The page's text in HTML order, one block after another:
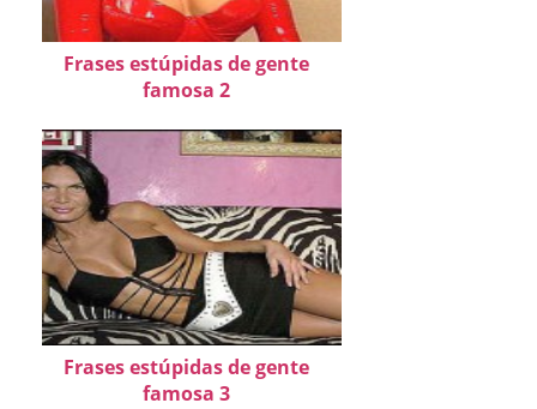
Frases estúpidas de gente
famosa 2
Frases estúpidas de gente
famosa 3